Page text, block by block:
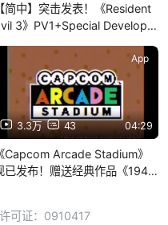
【简中】突击发表！《Resident
3》PV1+Special Developer
3.3万 43 04:29
App
《Capcom Arcade Stadium》
已发布！赠送经典作品《1943
可证：0910417